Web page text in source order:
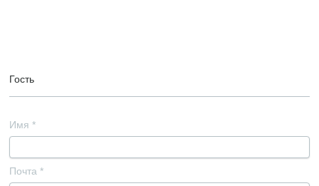
Гость
Имя *
Почта *